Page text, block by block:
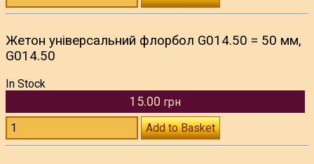
Жетон універсальний флорбол G014.50 = 50 мм,
G014.50
In Stock
15.00 грн
Add to Basket